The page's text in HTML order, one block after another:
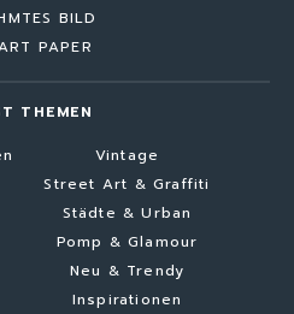
BILD
PAPER
THEMEN
Vintage
Street Art & Graffiti
Städte & Urban
Pomp & Glamour
Neu & Trendy
Inspirationen